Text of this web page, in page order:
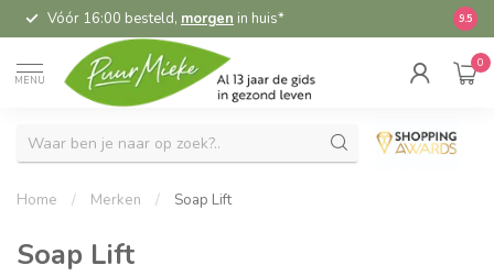
Vóór 16:00 besteld, morgen in huis* 9.5
MENU
0
Home / Merken / Soap Lift
Soap Lift